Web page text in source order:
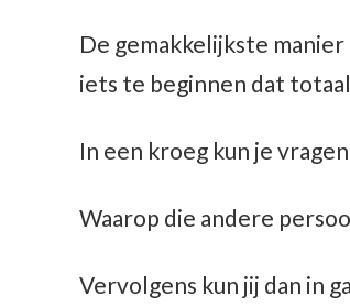
De gemakkelijkste
iets te beginnen dat
In een kroeg kun je
Waarop die andere
Vervolgens kun jij dan in